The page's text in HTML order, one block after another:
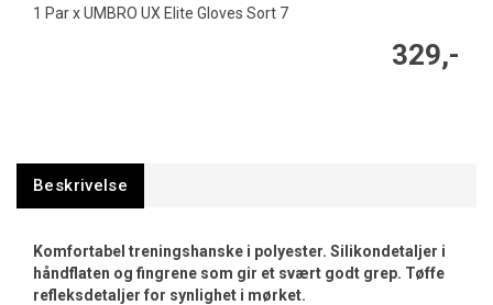
1 Par x UMBRO UX Elite Gloves Sort 7
329,-
Beskrivelse
Komfortabel treningshanske i polyester. Silikondetaljer i
håndflaten og fingrene som gir et svært godt grep. Tøffe
refleksdetaljer for synlighet i mørket.